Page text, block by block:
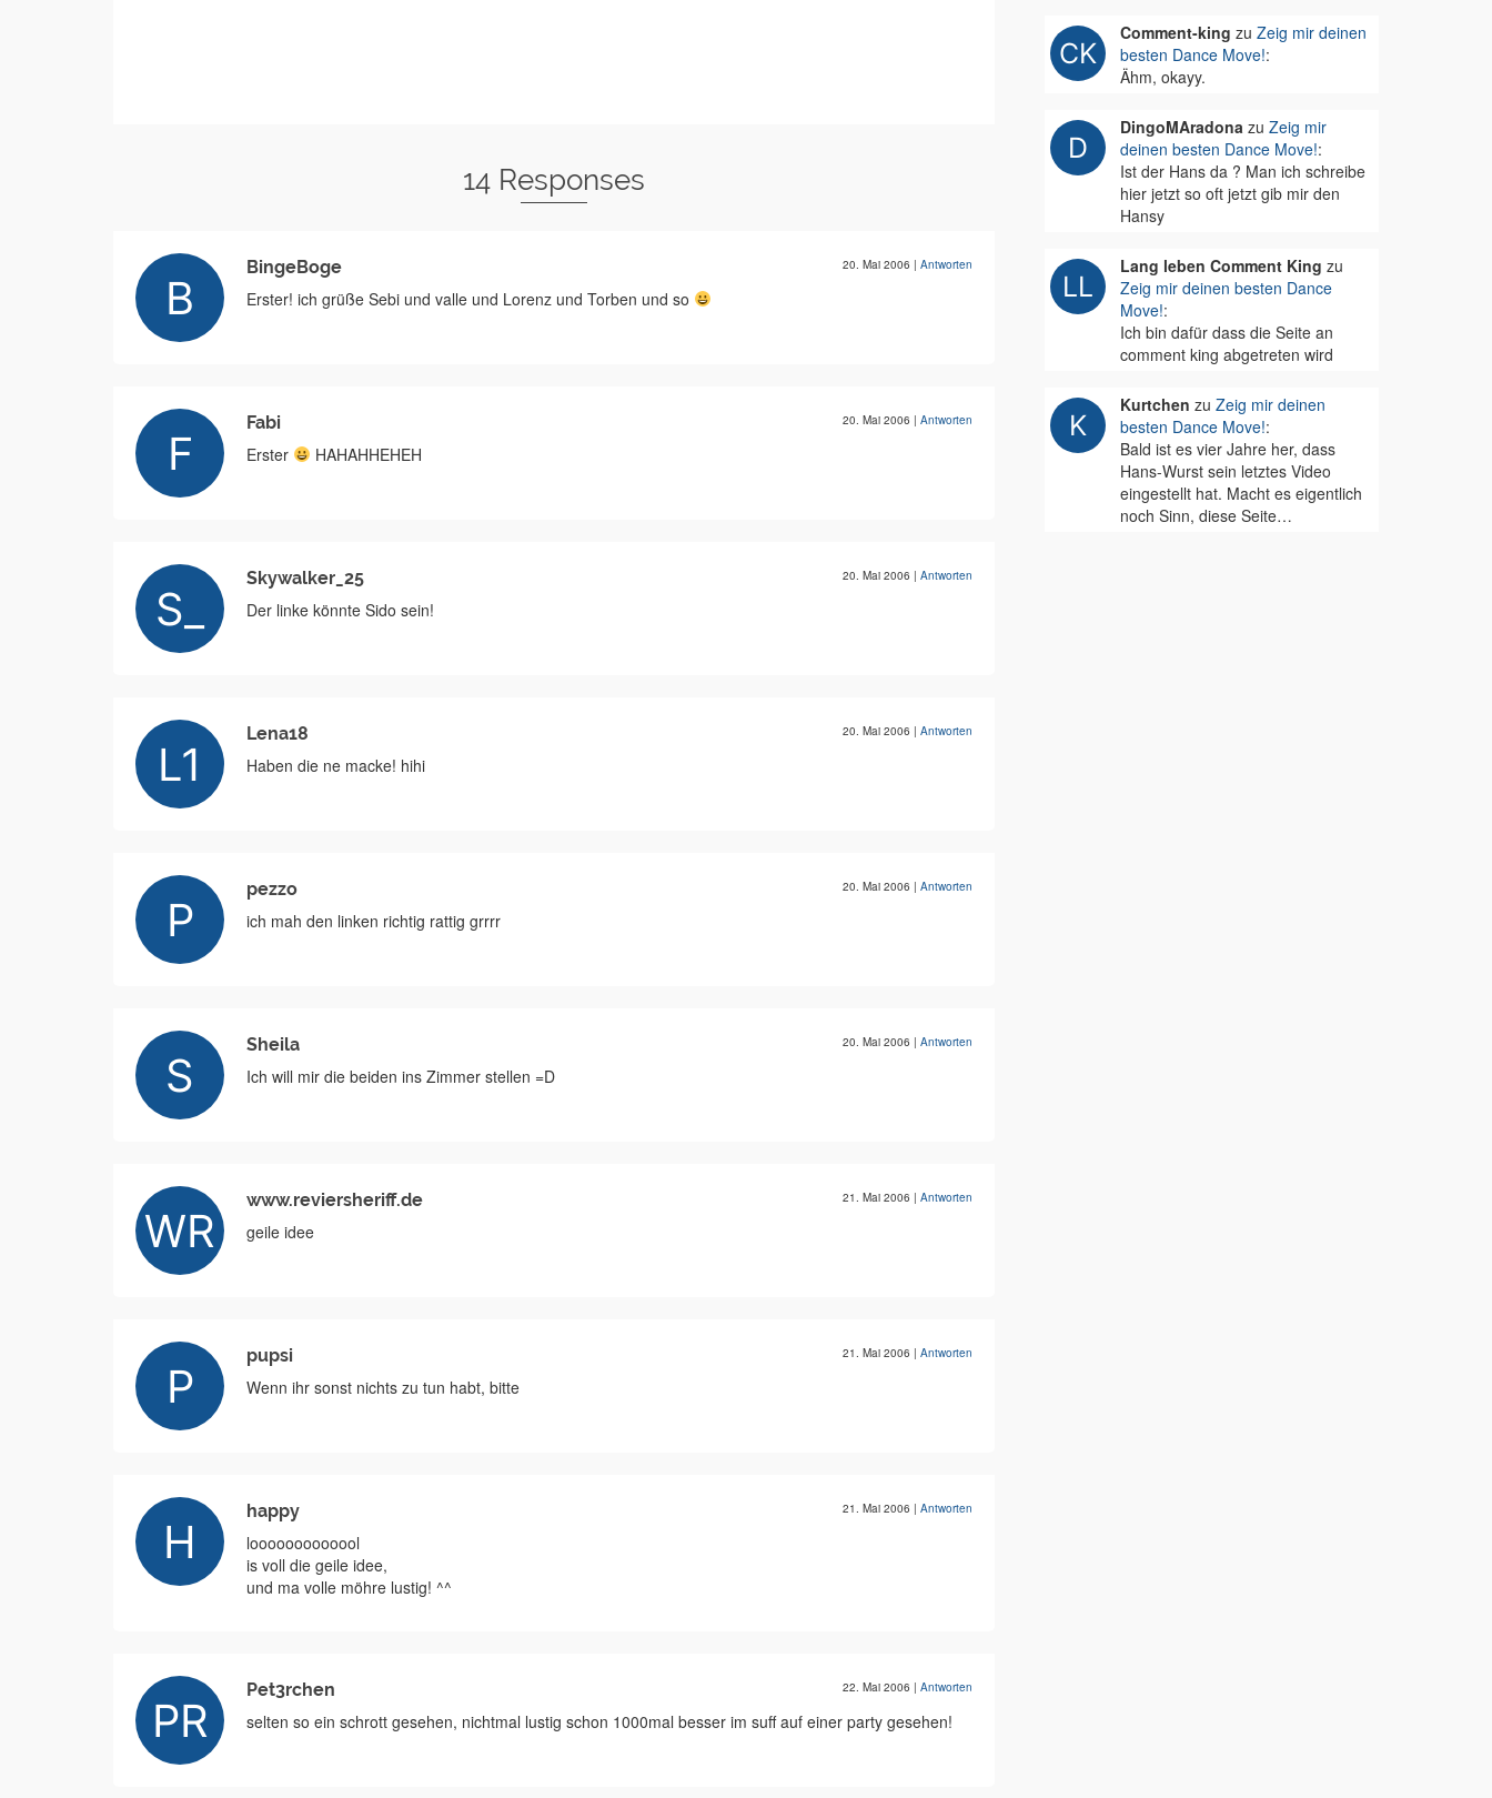
14 Responses
BingeBoge 20. Mai 2006 | Antworten
Erster! ich grüße Sebi und valle und Lorenz und Torben und so
Fabi 20. Mai 2006 | Antworten
Erster HAHAHHEHEH
Skywalker_25 20. Mai 2006 | Antworten
Der linke könnte Sido sein!
Lena18 20. Mai 2006 | Antworten
Haben die ne macke! hihi
pezzo 20. Mai 2006 | Antworten
ich mah den linken richtig rattig grrrr
Sheila 20. Mai 2006 | Antworten
Ich will mir die beiden ins Zimmer stellen =D
www.reviersheriff.de 21. Mai 2006 | Antworten
geile idee
pupsi 21. Mai 2006 | Antworten
Wenn ihr sonst nichts zu tun habt, bitte
happy 21. Mai 2006 | Antworten
looooooooooool
is voll die geile idee,
und ma volle möhre lustig! ^^
Pet3rchen 22. Mai 2006 | Antworten
selten so ein schrott gesehen, nichtmal lustig schon 1000mal besser im suff auf einer party gesehen!
Comment-king zu Zeig mir deinen
besten Dance Move!:
Ähm, okayy.
DingoMAradonazu Zeig mir
deinen besten Dance Move!:
Ist der Hans da ? Man ich schreibe
hier jetzt so oft jetzt gib mir den
Hansy
Lang leben Comment King zu
Zeig mir deinen besten Dance
Move!:
Ich bin dafür dass die Seite an
comment king abgetreten wird
Kurtchen zu Zeig mir deinen
besten Dance Move!:
Bald ist es vier Jahre her, dass
Hans-Wurst sein letztes Video
eingestellt hat. Macht es eigentlich
noch Sinn, diese Seite…